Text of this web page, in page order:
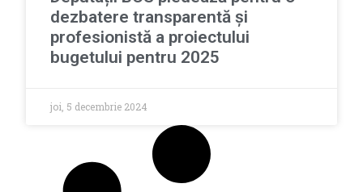
dezbatere transparentă și
profesionistă a proiectului
bugetului pentru 2025
joi, 5 decembrie 2024